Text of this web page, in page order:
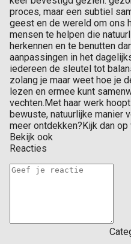
proces, maar een subtiel
geest en de wereld om ons
mensen te helpen die
herkennen en te benutten
aanpassingen in het
iedereen de sleutel tot
zolang je maar weet hoe je
lezen en ermee kunt
vechten.Met haar werk
bewuste, natuurlijke manier
meer ontdekken?Kijk dan
Bekijk ook
Reacties